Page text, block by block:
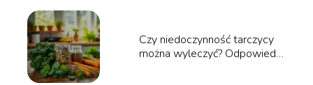
Czy niedoczynność tarczycy
można wyleczyć? Odpowiedzi